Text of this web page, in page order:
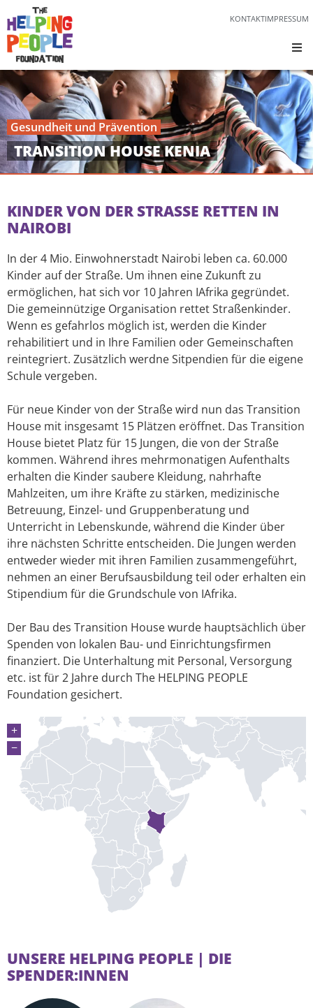
KONTAKTIMPRESSUM
Gesundheit und Prävention
TRANSITION HOUSE KENIA
KINDER VON DER STRASSE RETTEN IN N
AIROBI
In der 4 Mio. Einwohnerstadt Nairobi leben ca. 60.000
Kinder auf der Straße. Um ihnen eine Zukunft zu
ermöglichen, hat sich vor 10 Jahren IAfrika gegründet.
Die gemeinnützige Organisation rettet Straßenkinder.
Wenn es gefahrlos möglich ist, werden die Kinder
rehabilitiert und in Ihre Familien oder Gemeinschaften
reintegriert. Zusätzlich werdne Sitpendien für die eigene
Schule vergeben.
Für neue Kinder von der Straße wird nun das Transition
House mit insgesamt 15 Plätzen eröffnet. Das Transition
House bietet Platz für 15 Jungen, die von der Straße
kommen. Während ihres mehrmonatigen Aufenthalts
erhalten die Kinder saubere Kleidung, nahrhafte
Mahlzeiten, um ihre Kräfte zu stärken, medizinische
Betreuung, Einzel- und Gruppenberatung und
Unterricht in Lebenskunde, während die Kinder über
ihre nächsten Schritte entscheiden. Die Jungen werden
entweder wieder mit ihren Familien zusammengeführt,
nehmen an einer Berufsausbildung teil oder erhalten ein
Stipendium für die Grundschule von IAfrika.
Der Bau des Transition House wurde hauptsächlich über
Spenden von lokalen Bau- und Einrichtungsfirmen
finanziert. Die Unterhaltung mit Personal, Versorgung
etc. ist für 2 Jahre durch The HELPING PEOPLE
Foundation gesichert.
+
−
UNSERE HELPING PEOPLE | DIE
SPENDER:INNEN